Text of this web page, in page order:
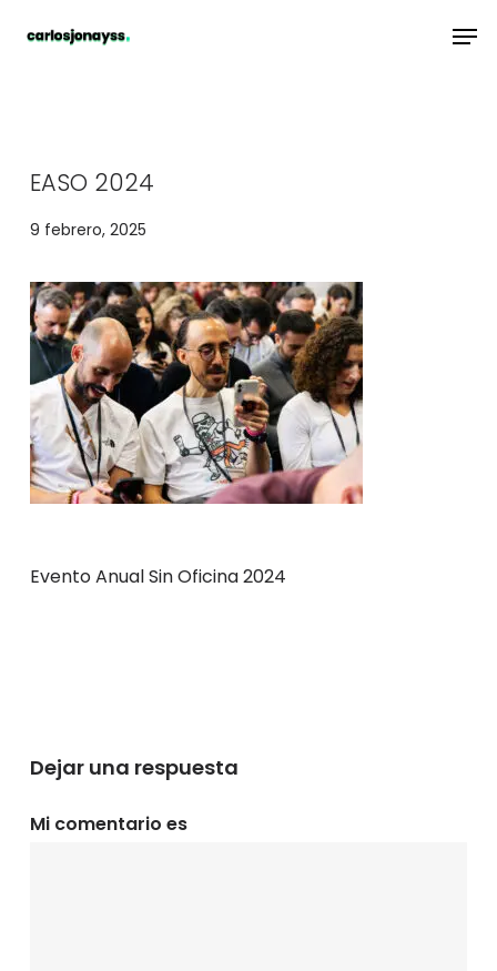
EASO 2024
9 febrero, 2025
Evento Anual Sin Oficina 2024
Dejar una respuesta
Mi comentario es